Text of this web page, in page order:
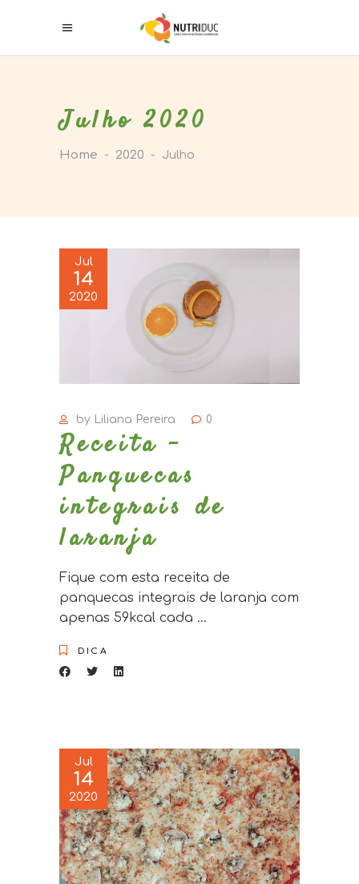
Julho 2020
Home - 2020 - Julho
Jul
14
2020
by Liliana Pereira 0
Receita –
Panquecas
integrais de
laranja
Fique com esta receita de
panquecas integrais de laranja com
apenas 59kcal cada
DICA
Jul
14
2020